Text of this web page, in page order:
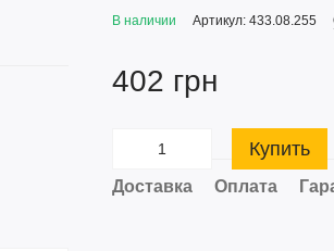
В наличии Артикул: 433.08.255
402 грн
Купить
Доставка Оплата